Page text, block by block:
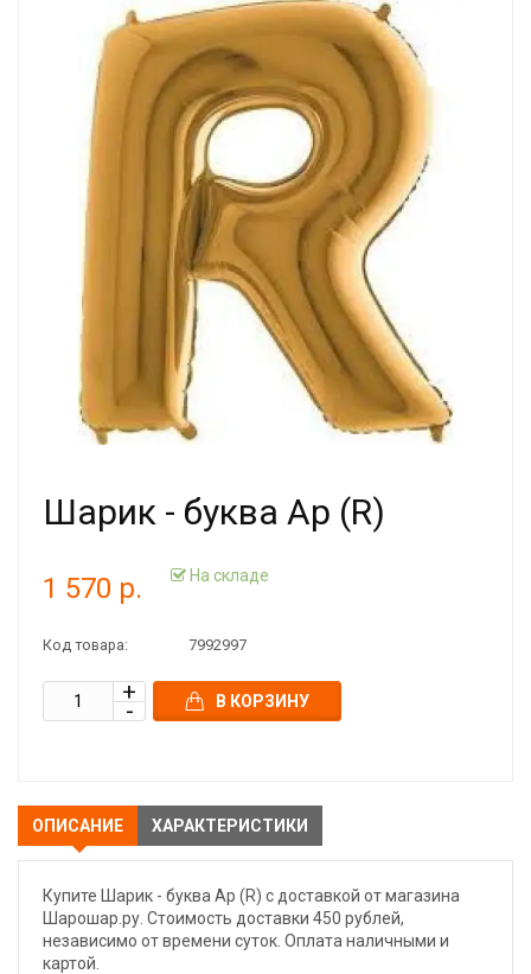
Шарик - буква Ар (R)
1 570 р. На складе
Код товара: 7992997
В КОРЗИНУ
ОПИСАНИЕ ХАРАКТЕРИСТИКИ
Купите Шарик - буква Ар (R) с доставкой от магазина
Шарошар.ру. Стоимость доставки 450 рублей,
независимо от времени суток. Оплата наличными и
картой.